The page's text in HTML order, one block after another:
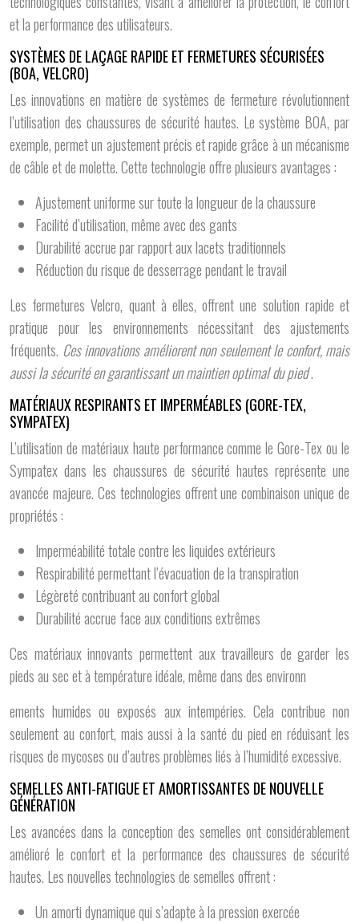
et la performance des utilisateurs.
SYSTÈMES DE LAÇAGE RAPIDE ET FERMETURES SÉCURISÉES
(BOA, VELCRO)
Les innovations en matière de systèmes de fermeture révolutionnent
l’utilisation des chaussures de sécurité hautes. Le système BOA, par
exemple, permet un ajustement précis et rapide grâce à un mécanisme
de câble et de molette. Cette technologie offre plusieurs avantages :
Ajustement uniforme sur toute la longueur de la chaussure
Facilité d’utilisation, même avec des gants
Durabilité accrue par rapport aux lacets traditionnels
Réduction du risque de desserrage pendant le travail
Les fermetures Velcro, quant à elles, offrent une solution rapide et
pratique pour les environnements nécessitant des ajustements
fréquents. Ces innovations améliorent non seulement le confort, mais
aussi la sécurité en garantissant un maintien optimal du pied.
MATÉRIAUX RESPIRANTS ET IMPERMÉABLES (GORE-TEX,
SYMPATEX)
L’utilisation de matériaux haute performance comme le Gore-Tex ou le
Sympatex dans les chaussures de sécurité hautes représente une
avancée majeure. Ces technologies offrent une combinaison unique de
propriétés :
Imperméabilité totale contre les liquides extérieurs
Respirabilité permettant l’évacuation de la transpiration
Légèreté contribuant au confort global
Durabilité accrue face aux conditions extrêmes
Ces matériaux innovants permettent aux travailleurs de garder les
pieds au sec et à température idéale, même dans des environn
ements humides ou exposés aux intempéries. Cela contribue non
seulement au confort, mais aussi à la santé du pied en réduisant les
risques de mycoses ou d’autres problèmes liés à l’humidité excessive.
SEMELLES ANTI-FATIGUE ET AMORTISSANTES DE NOUVELLE
GÉNÉRATION
Les avancées dans la conception des semelles ont considérablement
amélioré le confort et la performance des chaussures de sécurité
hautes. Les nouvelles technologies de semelles offrent :
Un amorti dynamique qui s’adapte à la pression exercée